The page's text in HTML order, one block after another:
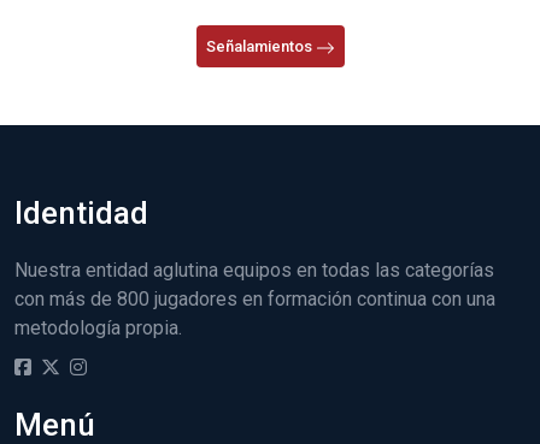
Señalamientos
Identidad
Nuestra entidad aglutina equipos en todas las categorías
con más de 800 jugadores en formación continua con una
metodología propia.
Menú